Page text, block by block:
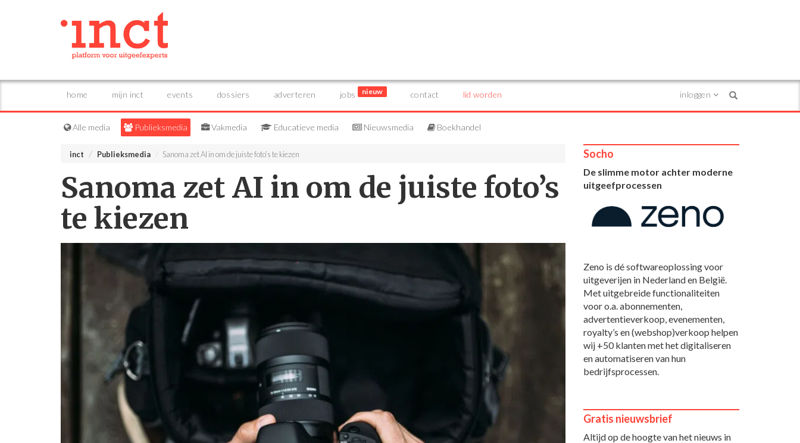
home mijn inct events dossiers adverteren jobs nieuw contact lid worden inloggen
Alle media Publieksmedia Vakmedia Educatieve media Nieuwsmedia Boekhandel
inct Publieksmedia Sanoma zet AI in om de juiste foto’s te kiezen
Sanoma zet AI in om de juiste foto’s
te kiezen
Socho
De slimme motor achter moderne
uitgeefprocessen
Zeno is dé softwareoplossing voor
uitgeverijen in Nederland en België.
Met uitgebreide functionaliteiten
voor o.a. abonnementen,
advertentieverkoop, evenementen,
royalty’s en (webshop)verkoop helpen
wij +50 klanten met het digitaliseren
en automatiseren van hun
bedrijfsprocessen.
Gratis nieuwsbrief
Altijd op de hoogte van het nieuws in